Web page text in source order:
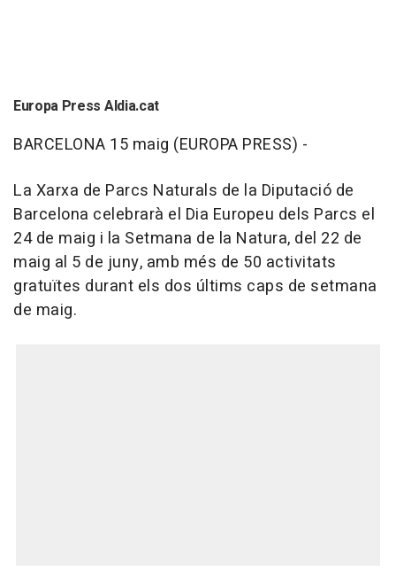
Europa Press Aldia.cat
BARCELONA 15 maig (EUROPA PRESS) -
La Xarxa de Parcs Naturals de la Diputació de
Barcelona celebrarà el Dia Europeu dels Parcs el
24 de maig i la Setmana de la Natura, del 22 de
maig al 5 de juny, amb més de 50 activitats
gratuïtes durant els dos últims caps de setmana
de maig.